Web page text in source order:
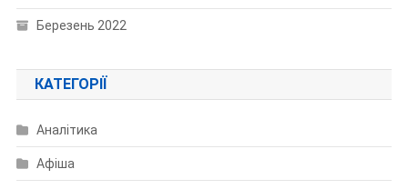
Березень 2022
КАТЕГОРІЇ
Аналітика
Афіша